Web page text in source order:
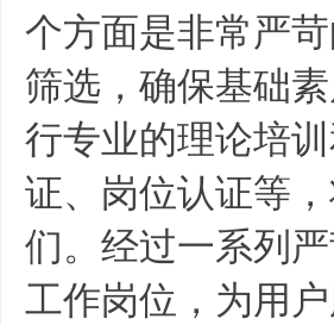
个方面是非常严
筛选，确保基础
行专业的理论培
证、岗位认证等
们。经过一系列
工作岗位，为用户